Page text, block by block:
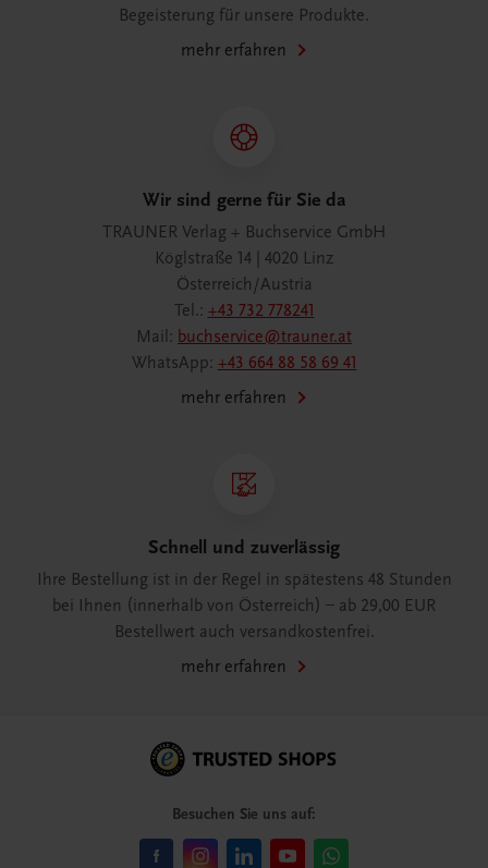
Begeisterung für unsere Produkte.
mehr erfahren
Wir sind gerne für Sie da
TRAUNER Verlag + Buchservice GmbH
Köglstraße 14 | 4020 Linz
Österreich/Austria
Tel.: +43 732 778241
Mail: buchservice@trauner.at
WhatsApp: +43 664 88 58 69 41
mehr erfahren
Schnell und zuverlässig
Ihre Bestellung ist in der Regel in spätestens 48 Stunden
bei Ihnen (innerhalb von Österreich) – ab 29,00 EUR
Bestellwert auch versandkostenfrei.
mehr erfahren
Besuchen Sie uns auf: